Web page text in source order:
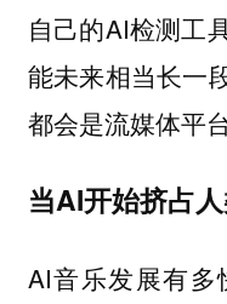
自己的AI检测工
能未来相当长一
都会是流媒体平
当AI开始挤占
AI音乐发展有